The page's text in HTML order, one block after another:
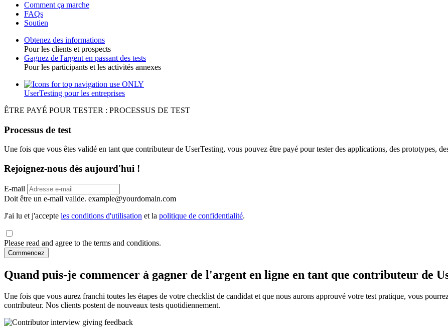
Main
navigation
GPTT
Comment ça marche
FAQs
Soutien
Toggle
Obtenez des informations
Pour les clients et prospects
Gagnez de l'argent en passant des tests
Pour les participants et les activités annexes
Utility
GPTT
UserTesting pour les entreprises
ÊTRE PAYÉ POUR TESTER : PROCESSUS DE TEST
Processus de test
Une fois que vous êtes validé en tant que contributeur de UserTesting, vous pouvez être payé pour tester des applications, des prototypes,
Rejoignez-nous dès aujourd'hui !
E-mail
Doit être un e-mail valide. example@yourdomain.com
J'ai lu et j'accepte les conditions d'utilisation et la politique de confidentialité.
Please read and agree to the terms and conditions.
Commencez
Quand puis-je commencer à gagner de l'argent en ligne en tant que contributeur de
Une fois que vous aurez franchi toutes les étapes de votre checklist de candidat et que nous aurons approuvé votre test pratique, vous
contributeur. Nos clients postent de nouveaux tests quotidiennement.